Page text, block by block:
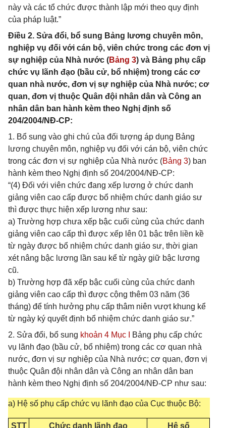
này và các tổ chức được thành lập mới theo quy định
của pháp luật.”
Điều 2. Sửa đổi, bổ sung Bảng lương chuyên môn,
nghiệp vụ đối với cán bộ, viên chức trong các đơn vị
sự nghiệp của Nhà nước (Bảng 3) và Bảng phụ cấp
chức vụ lãnh đạo (bầu cử, bổ nhiệm) trong các cơ
quan nhà nước, đơn vị sự nghiệp của Nhà nước; cơ
quan, đơn vị thuộc Quân đội nhân dân và Công an
nhân dân ban hành kèm theo Nghị định số
204/2004/NĐ-CP:
1. Bổ sung vào ghi chú của đối tượng áp dụng Bảng
lương chuyên môn, nghiệp vụ đối với cán bộ, viên chức
trong các đơn vị sự nghiệp của Nhà nước (Bảng 3) ban
hành kèm theo Nghị định số 204/2004/NĐ-CP:
“(4) Đối với viên chức đang xếp lương ở chức danh
giảng viên cao cấp được bổ nhiệm chức danh giáo sư
thì được thực hiện xếp lương như sau:
a) Trường hợp chưa xếp bậc cuối cùng của chức danh
giảng viên cao cấp thì được xếp lên 01 bậc trên liền kề
từ ngày được bổ nhiệm chức danh giáo sư, thời gian
xét nâng bậc lương lần sau kể từ ngày giữ bậc lương
cũ.
b) Trường hợp đã xếp bậc cuối cùng của chức danh
giảng viên cao cấp thì được cộng thêm 03 năm (36
tháng) để tính hưởng phụ cấp thâm niên vượt khung kể
từ ngày ký quyết định bổ nhiệm chức danh giáo sư.”
2. Sửa đổi, bổ sung khoản 4 Mục I
Bảng phụ cấp chức
vụ lãnh đạo (bầu cử, bổ nhiệm) trong các cơ quan nhà
nước, đơn vị sự nghiệp của Nhà nước; cơ quan, đơn vị
thuộc Quân đội nhân dân và Công an nhân dân ban
hành kèm theo Nghị định số 204/2004/NĐ-CP như sau:
a) Hệ số phụ cấp chức vụ lãnh đạo của Cục thuộc Bộ:
STT Chức danh lãnh đạo Hệ số